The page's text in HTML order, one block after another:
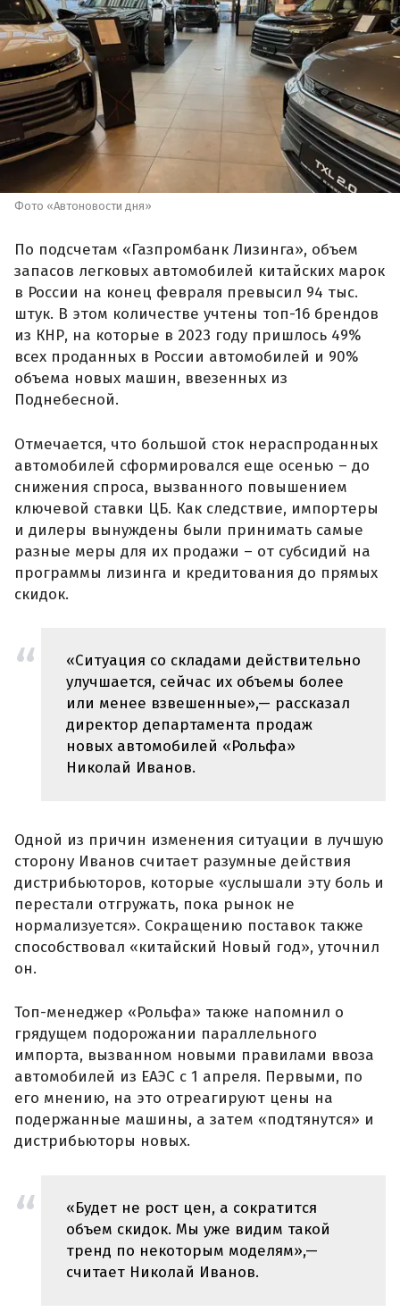
Фото «Автоновости дня»
По подсчетам «Газпромбанк Лизинга», объем
запасов легковых автомобилей китайских марок
в России на конец февраля превысил 94 тыс.
штук. В этом количестве учтены топ-16 брендов
из КНР, на которые в 2023 году пришлось 49%
всех проданных в России автомобилей и 90%
объема новых машин, ввезенных из
Поднебесной.
Отмечается, что большой сток нераспроданных
автомобилей сформировался еще осенью – до
снижения спроса, вызванного повышением
ключевой ставки ЦБ. Как следствие, импортеры
и дилеры вынуждены были принимать самые
разные меры для их продажи – от субсидий на
программы лизинга и кредитования до прямых
скидок.
«Ситуация со складами действительно
улучшается, сейчас их объемы более
или менее взвешенные»,— рассказал
директор департамента продаж
новых автомобилей «Рольфа»
Николай Иванов.
Одной из причин изменения ситуации в лучшую
сторону Иванов считает разумные действия
дистрибьюторов, которые «услышали эту боль и
перестали отгружать, пока рынок не
нормализуется». Сокращению поставок также
способствовал «китайский Новый год», уточнил
он.
Топ-менеджер «Рольфа» также напомнил о
грядущем подорожании параллельного
импорта, вызванном новыми правилами ввоза
автомобилей из ЕАЭС с 1 апреля. Первыми, по
его мнению, на это отреагируют цены на
подержанные машины, а затем «подтянутся» и
дистрибьюторы новых.
«Будет не рост цен, а сократится
объем скидок. Мы уже видим такой
тренд по некоторым моделям»,—
считает Николай Иванов.